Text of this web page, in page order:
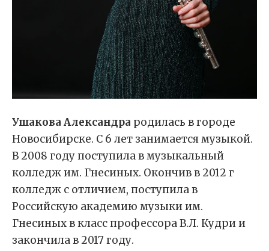
Ушакова Александра родилась в городе
Новосибирске. С 6 лет занимается музыкой.
В 2008 году поступила в музыкальный
колледж им. Гнесиных. Окончив в 2012 г
колледж с отличием, поступила в
Российскую академию музыки им.
Гнесиных в класс профессора В.Л. Кудри и
закончила в 2017 году.